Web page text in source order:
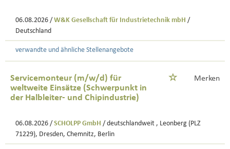
06.08.2026 / W&K Gesellschaft für Industrietechnik mbH /
Deutschland
verwandte und ähnliche Stellenangebote
Servicemonteur (m/w/d) für
weltweite Einsätze (Schwerpunkt in
der Halbleiter- und Chipindustrie)
Merken
06.08.2026 / SCHOLPP GmbH / deutschlandweit , Leonberg (PLZ
71229), Dresden, Chemnitz, Berlin